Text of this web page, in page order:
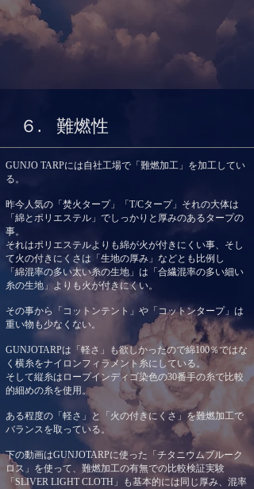
６. 難燃性
GUNJO TARPには自社工場で「難燃加工」を加工してい
る。
昨今人気の「焚火タープ」「T/Cタープ」それの大体は
「綿とポリエステル」でしっかりと厚みのあるタープの
事。
それはポリエステルよりも綿が火が付きにくい事、 そし
て火の付きにくさは「生地の厚み」などとも比例し
「綿混率の多い太い糸の生地」は「合繊混率の多い細い
糸の生地」よりも火が付きにくい。
その事から「コットンテント」や「コットンタープ」は
重い物も少なくない。
GUNJOTARPは「軽さ」も欲しかったので綿100％ではな
く 横糸をナイロンフィラメント糸にしている。
そして縦糸はロープインディゴ染色の30番手の糸で比較
的細めの糸を使用。
ある程度の「軽さ」と「火の付きにくさ」を難燃加工で
バランスを取っている。
下の動画はGUNJOTARPに使った「チタニウムブルーク
ロス」を使って、難燃加工の有無での比較検証実験
​「SLIVER LIGHT CLOTH」も基本的には同じ厚み、混率